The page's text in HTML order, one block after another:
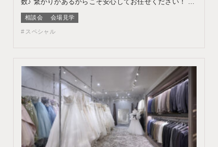
のフェアに含まれるコンテンツ フェア特典 特典内容
WEBサイトよりフェア予約をしていただき、ご来館いた
だいた方限定でエンゲージメントフォトをプレゼント♪
相談会 会場見学
スペシャル